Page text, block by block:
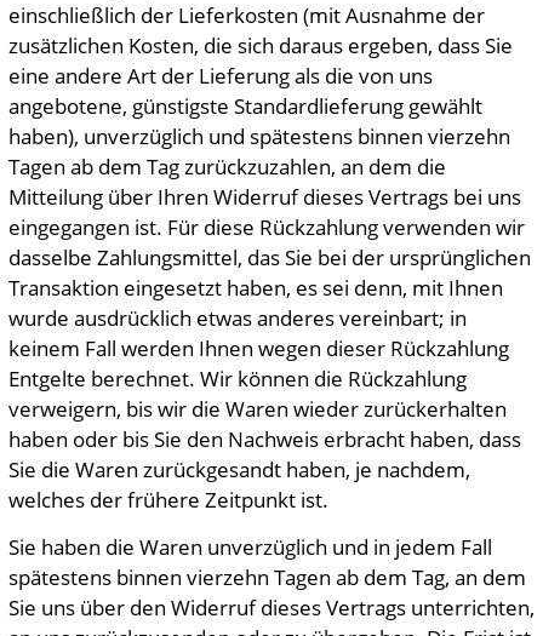
einschließlich der Lieferkosten (mit Ausnahme der
zusätzlichen Kosten, die sich daraus ergeben, dass Sie
eine andere Art der Lieferung als die von uns
angebotene, günstigste Standardlieferung gewählt
haben), unverzüglich und spätestens binnen vierzehn
Tagen ab dem Tag zurückzuzahlen, an dem die
Mitteilung über Ihren Widerruf dieses Vertrags bei uns
eingegangen ist. Für diese Rückzahlung verwenden wir
dasselbe Zahlungsmittel, das Sie bei der ursprünglichen
Transaktion eingesetzt haben, es sei denn, mit Ihnen
wurde ausdrücklich etwas anderes vereinbart; in
keinem Fall werden Ihnen wegen dieser Rückzahlung
Entgelte berechnet. Wir können die Rückzahlung
verweigern, bis wir die Waren wieder zurückerhalten
haben oder bis Sie den Nachweis erbracht haben, dass
Sie die Waren zurückgesandt haben, je nachdem,
welches der frühere Zeitpunkt ist.
Sie haben die Waren unverzüglich und in jedem Fall
spätestens binnen vierzehn Tagen ab dem Tag, an dem
Sie uns über den Widerruf dieses Vertrags unterrichten,